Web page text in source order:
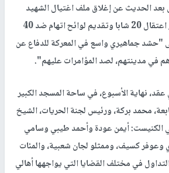
الحديث عن إغلاق ملف اغتيال الشهيد
موسى حسونة واستمرار اعتقال 20 شابا وتقديم لوائح اتهام ضد 40
"حشد جماهيري واسع في المعركة للدفاع عن
في مدينتهم، لصد المؤامرات عليهم".
نهاية الأسبوع، في ساحة المسجد الكبير
محمد بركة، ورئيس لجنة الحريات، الشيخ
الكنيست: أيمن عودة وأحمد طيبي وسامي
كسيف، وممثلو لجان شعبية، والمئات
في مختلف القضايا التي يواجهها أهالي